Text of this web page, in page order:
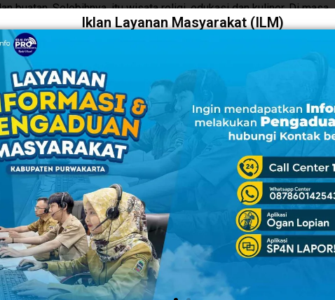
buatan. Selebihnya, itu wisata religi, edukasi dan kuliner. Di masa
yang beroperasi.
memaksa para pengelola wisata untu menghentikan sementara
merasakan betul bagaimana perekonomian masyarakat menjadi
berjibaku untuk membangun kekuatan di sektor pariwisata.
masyarakat supaya lebih peka menggali potensi ekonomi di
wisata cukup menjanjikan. Nah, potensi-potensi ini harus
desa maupun masyarakat sekitar. Tugas kami sendiri, tak lain
kata dia.
secara maksimal, dipastikan akan berimplikasi terhadap
itu, sambung dia, pihaknya akan terus berupaya membantu
Iklan Layanan Masyarakat (ILM)